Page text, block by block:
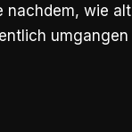
nachdem, wie alt
umgangen